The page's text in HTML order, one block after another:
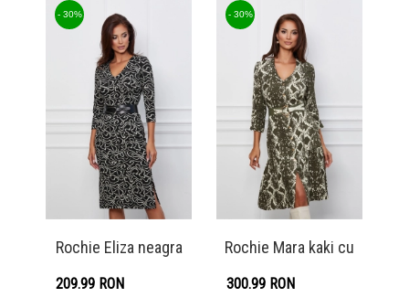
Detaliu produs Detaliu produs
Rochie Eliza neagra
- 30%
209.99 RON
Rochie Mara kaki cu
- 30%
300.99 RON